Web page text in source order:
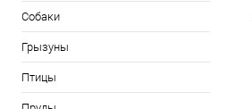
Собаки
Грызуны
Птицы